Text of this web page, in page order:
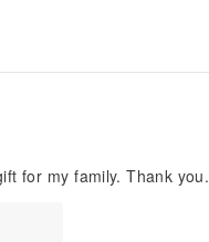
for my family. Thank you.